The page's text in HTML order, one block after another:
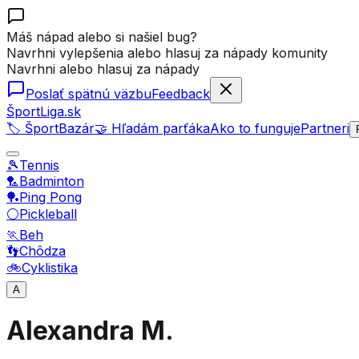
Máš nápad alebo si našiel bug?
Navrhni vylepšenia alebo hlasuj za nápady komunity
Navrhni alebo hlasuj za nápady
Poslať spätnú väzbuFeedback
ŠportLiga.sk
🏷️ ŠportBazár🤝 Hľadám parťákaAko to fungujePartneri
🎾Tennis
🏸Badminton
🏓Ping Pong
⚪Pickleball
🏃Beh
👣Chôdza
🚲Cyklistika
A
Alexandra M.